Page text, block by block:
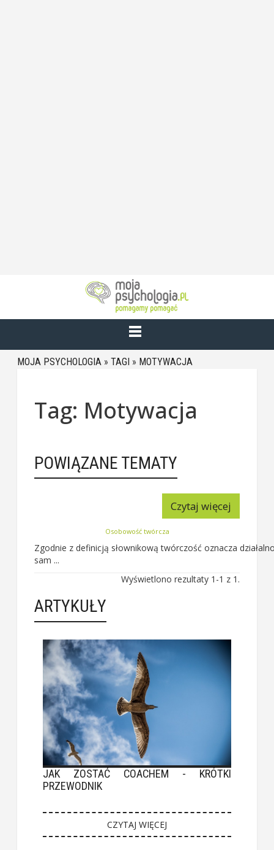
MOJA PSYCHOLOGIA » TAGI » MOTYWACJA
Tag: Motywacja
POWIĄZANE TEMATY
Czytaj więcej
Osobowość twórcza
Zgodnie z definicją słownikową twórczość oznacza
sam ...
Wyświetlono rezultaty 1-1 z 1.
ARTYKUŁY
JAK ZOSTAĆ COACHEM - KRÓTKI
PRZEWODNIK
CZYTAJ WIĘCEJ